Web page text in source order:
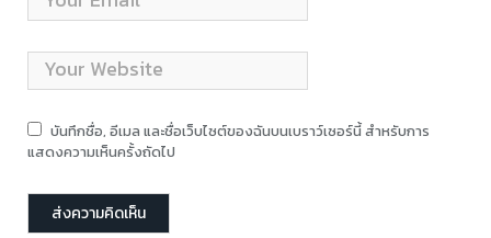
บันทึกชื่อ, อีเมล และชื่อเว็บไซต์ของฉันบนเบราว์เซอร์นี้ สำหรับการ
แสดงความเห็นครั้งถัดไป